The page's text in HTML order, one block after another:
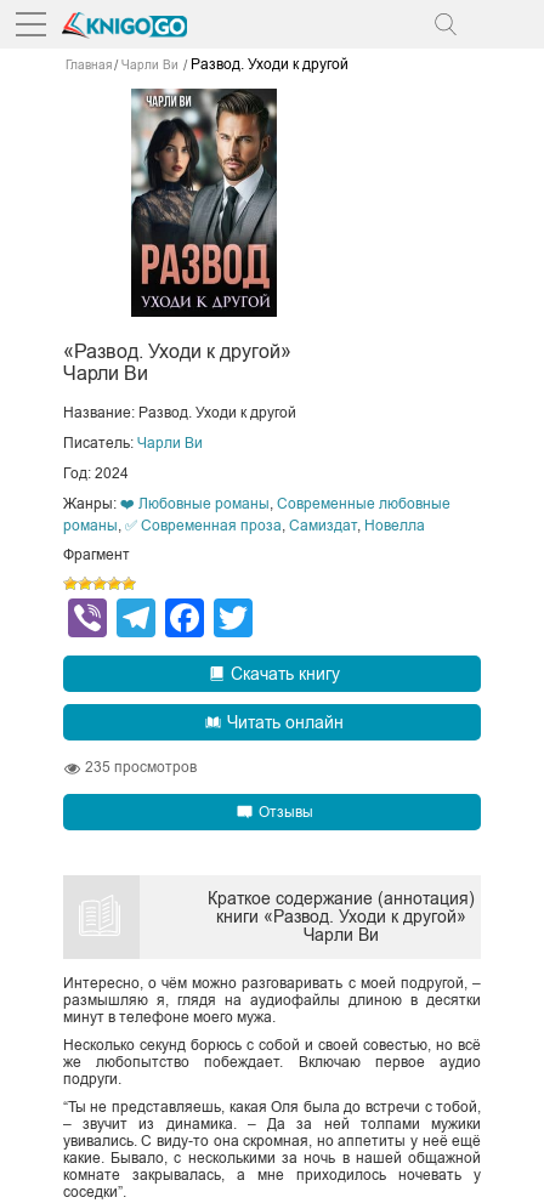
Главная Чарли Ви Развод. Уходи к другой
«Развод. Уходи к другой»
Чарли Ви
Название: Развод. Уходи к другой
Писатель: Чарли Ви
Год: 2024
Жанры: ❤️ Любовные романы Современные любовные
романы ✅ Современная проза Самиздат, Новелла
Фрагмент
ViberTelegram
Facebook
Скачать книгу
Читать онлайн
235 просмотров
Отзывы
Краткое содержание (аннотация)
книги «Развод. Уходи к другой»
Чарли Ви
Интересно, о чём можно разговаривать с моей подругой, –
размышляю я, глядя на аудиофайлы длиною в десятки
минут в телефоне моего мужа.
Несколько секунд борюсь с собой и своей совестью, но всё
же любопытство побеждает. Включаю первое аудио
подруги.
“Ты не представляешь, какая Оля была до встречи с тобой,
– звучит из динамика. – Да за ней толпами мужики
увивались. С виду-то она скромная, но аппетиты у неё ещё
какие. Бывало, с несколькими за ночь в нашей общажной
комнате закрывалась, а мне приходилось ночевать у
соседки”.